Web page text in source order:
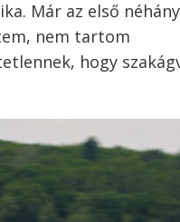
Már az első
nem tartom
hogy